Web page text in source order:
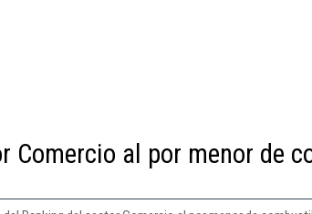
Comercio al por menor de